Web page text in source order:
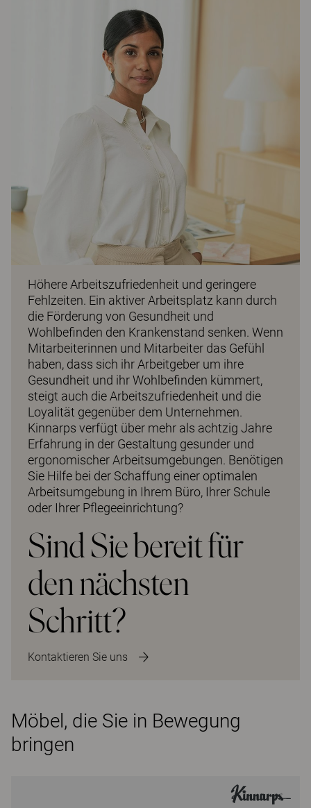
Höhere Arbeitszufriedenheit und geringere
Fehlzeiten. Ein aktiver Arbeitsplatz kann durch
die Förderung von Gesundheit und
Wohlbefinden den Krankenstand senken. Wenn
Mitarbeiterinnen und Mitarbeiter das Gefühl
haben, dass sich ihr Arbeitgeber um ihre
Gesundheit und ihr Wohlbefinden kümmert,
steigt auch die Arbeitszufriedenheit und die
Loyalität gegenüber dem Unternehmen.
Kinnarps verfügt über mehr als achtzig Jahre
Erfahrung in der Gestaltung gesunder und
ergonomischer Arbeitsumgebungen. Benötigen
Sie Hilfe bei der Schaffung einer optimalen
Arbeitsumgebung in Ihrem Büro, Ihrer Schule
oder Ihrer Pflegeeinrichtung?
Sind Sie bereit für
den nächsten
Schritt?
Kontaktieren Sie uns
Möbel, die Sie in Bewegung
bringen